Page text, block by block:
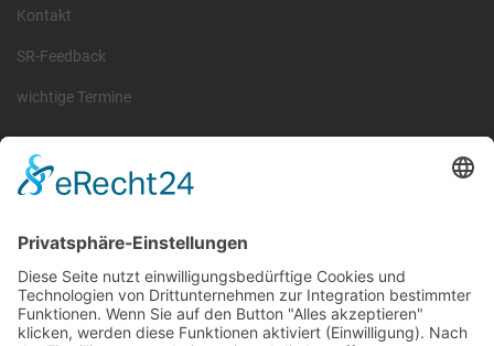
Kontakt
SR-Feedback
wichtige Termine
Information
Sachsen und Thüringen. Er ist als eingetragener Verein tätig und
gleichzeitig Veranstalter der Spiele der Regionalliga in
verschiedenen Ligen.